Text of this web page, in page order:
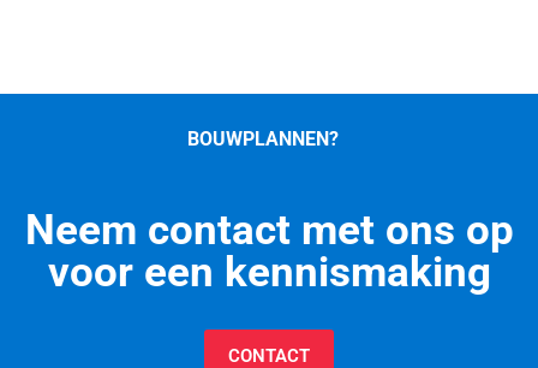
BOUWPLANNEN?
Neem contact met ons op
voor een kennismaking
CONTACT